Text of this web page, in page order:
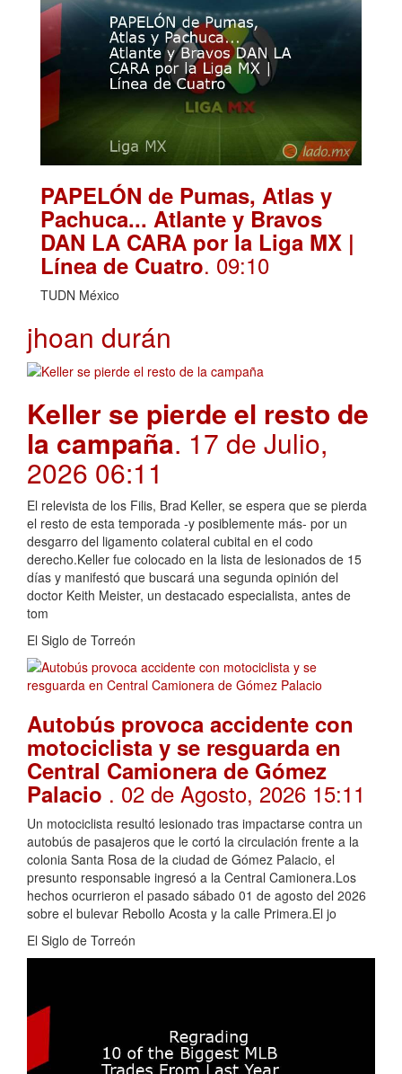
PAPELÓN de Pumas, Atlas y
Pachuca... Atlante y Bravos
DAN LA CARA por la Liga MX |
Línea de Cuatro. 09:10
TUDN México
jhoan durán
Keller se pierde el resto de
la campaña. 17 de Julio,
2026 06:11
El relevista de los Filis, Brad Keller, se espera que se pierda
el resto de esta temporada -y posiblemente más- por un
desgarro del ligamento colateral cubital en el codo
derecho.Keller fue colocado en la lista de lesionados de 15
días y manifestó que buscará una segunda opinión del
doctor Keith Meister, un destacado especialista, antes de
tom
El Siglo de Torreón
Autobús provoca accidente con
motociclista y se resguarda en
Central Camionera de Gómez
Palacio . 02 de Agosto, 2026 15:11
Un motociclista resultó lesionado tras impactarse contra un
autobús de pasajeros que le cortó la circulación frente a la
colonia Santa Rosa de la ciudad de Gómez Palacio, el
presunto responsable ingresó a la Central Camionera.Los
hechos ocurrieron el pasado sábado 01 de agosto del 2026
sobre el bulevar Rebollo Acosta y la calle Primera.El jo
El Siglo de Torreón